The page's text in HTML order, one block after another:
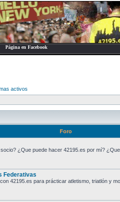
Página en Facebook
activos
Foro
¿Que puede hacer 42195.es por mí?
Federativas
42195.es para prácticar atletismo, triatlón y